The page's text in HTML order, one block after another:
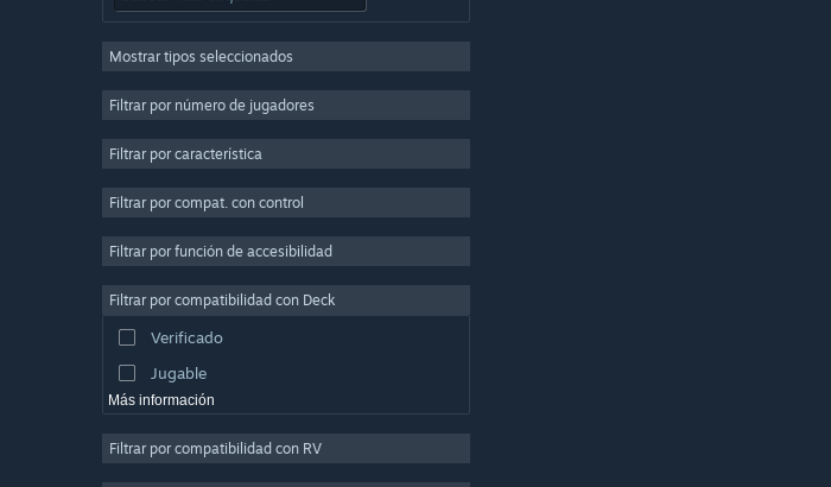
Multijugador masivo
Casuales
Simuladores
Producción de video
Edición fotográfica
Mostrar tipos seleccionados
Filtrar por número de jugadores
Filtrar por característica
Filtrar por compat. con control
Filtrar por función de accesibilidad
Filtrar por compatibilidad con Deck
Verificado
Jugable
Más información
Filtrar por compatibilidad con RV